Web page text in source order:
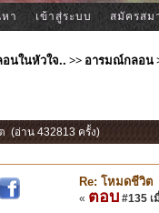
า เข้าสู่ระบบ สมัครสม
นในหัวใจ.. >> อารมณ์กลอน
(อ่าน 432813 ครั้ง)
Re: โหมดชีวิต
« ตอบ #135 เ